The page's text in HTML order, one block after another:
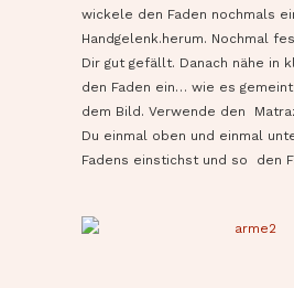
wickele den Faden nochmals
Handgelenk.herum. Nochmal
Dir gut gefällt. Danach nähe in
den Faden ein… wie es
dem Bild. Verwende den
Du einmal oben und einmal
Fadens einstichst und so den